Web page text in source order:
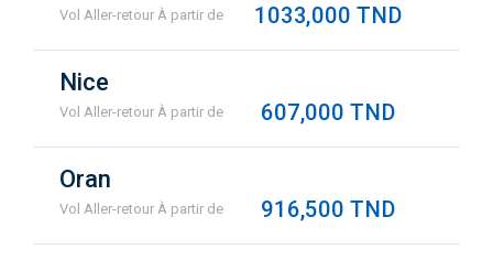
Vol Aller-retour À partir de 1033,000 TND
Nice
Vol Aller-retour À partir de 607,000 TND
Oran
Vol Aller-retour À partir de 916,500 TND